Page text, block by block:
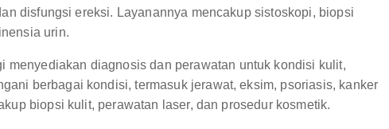
disfungsi ereksi. Layanannya mencakup sistoskopi, biopsi
urin.
menyediakan diagnosis dan perawatan untuk kondisi kulit,
berbagai kondisi, termasuk jerawat, eksim, psoriasis, kanker
biopsi kulit, perawatan laser, dan prosedur kosmetik.